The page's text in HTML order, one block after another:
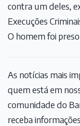
contra um deles,
Execuções
O homem foi
As notícias mais
quem está em
comunidade do
receba